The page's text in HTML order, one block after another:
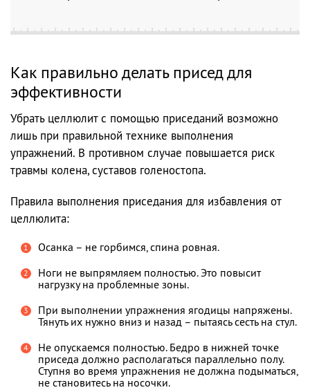
Как правильно делать присед для
эффективности
Убрать целлюлит с помощью приседаний возможно
лишь при правильной технике выполнения
упражнений. В противном случае повышается риск
травмы колена, суставов голеностопа.
Правила выполнения приседания для избавления от
целлюлита:
Осанка – не горбимся, спина ровная.
Ноги не выпрямляем полностью. Это повысит
нагрузку на проблемные зоны.
При выполнении упражнения ягодицы напряжены.
Тянуть их нужно вниз и назад – пытаясь сесть на стул.
Не опускаемся полностью. Бедро в нижней точке
приседа должно располагаться параллельно полу.
Ступня во время упражнения не должна подыматься,
не становитесь на носочки.